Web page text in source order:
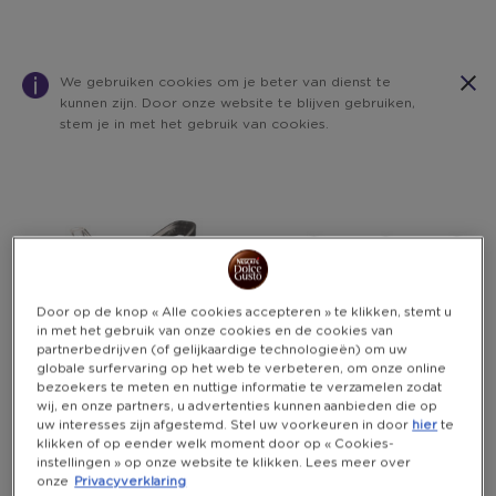
We gebruiken cookies om je beter van dienst te
kunnen zijn. Door onze website te blijven gebruiken,
stem je in met het gebruik van cookies.
successfully!
Door op de knop « Alle cookies accepteren » te klikken, stemt u
in met het gebruik van onze cookies en de cookies van
partnerbedrijven (of gelijkaardige technologieën) om uw
globale surfervaring op het web te verbeteren, om onze online
bezoekers te meten en nuttige informatie te verzamelen zodat
wij, en onze partners, u advertenties kunnen aanbieden die op
uw interesses zijn afgestemd. Stel uw voorkeuren in door hier te
klikken of op eender welk moment door op « Cookies-
instellingen » op onze website te klikken. Lees meer over
onze
Privacyverklaring